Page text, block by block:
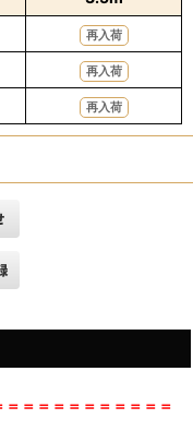
再入荷
再入荷
再入荷
＝＝＝＝＝＝＝＝＝＝